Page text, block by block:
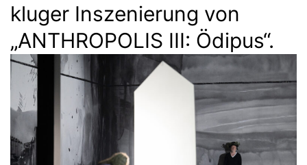
kluger Inszenierung von
„ANTHROPOLIS III: Ödipus“.